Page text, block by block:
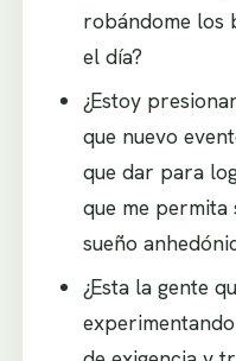
robándome los
el día?
¿Estoy
que nuevo
que dar para
que me permita
sueño
¿Esta la gente